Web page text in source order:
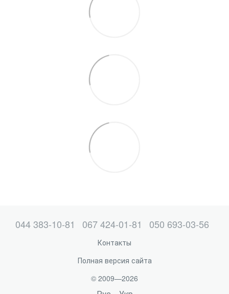
044 383-10-81 067 424-01-81 050 693-03-56
Контакты
Полная версия сайта
© 2009—2026